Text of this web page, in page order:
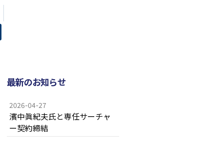
最新のお知らせ
2026-04-27
濱中眞紀夫氏と専任サーチャ
ー契約締結